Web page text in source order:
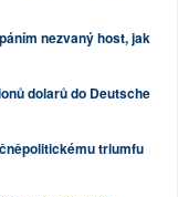
nezvaný host, jak
dolarů do Deutsche
triumfu